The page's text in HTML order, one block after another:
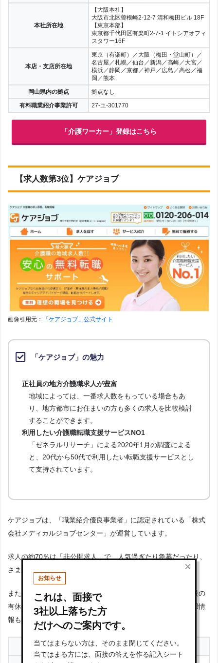
本社所在地
【大阪本社】
大阪市北区曽根崎2-12-7 清和梅田ビル 18F
【東京本部】
東京都千代田区有楽町2-7-1 イトシアオフィ
スタワー16F
本店・支店所在地
東京（有楽町）／大阪（梅田・堂山町）／
名古屋／札幌／仙台／新潟／高崎／大宮／
横浜／静岡／京都／神戸／広島／高松／福
岡／熊本
岡山県内の拠点
拠点なし
有料職業紹介事業許可
27-ユ-301770
「介護ワーカー」登録はこちら
【求人数第3位】ケアジョブ
画像引用元： 「ケアジョブ」公式サイト
「ケアジョブ」の魅力
正社員の地方介護職求人が豊富
地域によっては、一番求人数をもっている場合もあ
り、地方都市にお住まいの方も多くの求人を比較検討
することができます。
利用したい介護職転職支援サービスNO1
「ゼネラルリサーチ」による2020年1月の調査による
と、20代から50代で利用したい転職支援サービスとし
て支持されています。
ケアジョブは、「職業紹介優良事業者」に認定されている「株式
会社メディカルジョブセンター」が運営しています。
求人の約70％は「非公開求人」で、人気過ぎたり急募だったり、
さまざまな事情で公開ができない好条件求人が豊富です。
また、介護の業界に精通したキャリアアドバイザーから、施設の
有休取得率や離職率、残業率など求人票だけでは知れない内部情
報も得ることができます。
求人に関する情報
×
お知らせ
これは、面接で
3社以上落ちた方
だけへのご案内です。
当てはまらない方は、そのまま閉じてください。
当てはまる方には、面接の答えを作る記入シート